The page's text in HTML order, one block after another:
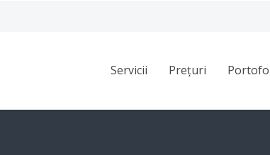
Servicii Prețuri